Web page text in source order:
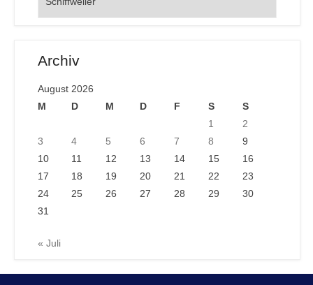
Archiv
August 2026
M
D M D F S
S
1
2
3
4 5 6 7 8
9
10
11 12 13 14 15
16
17
18 19 20 21 22
23
24
25 26 27 28 29
30
31
« Juli